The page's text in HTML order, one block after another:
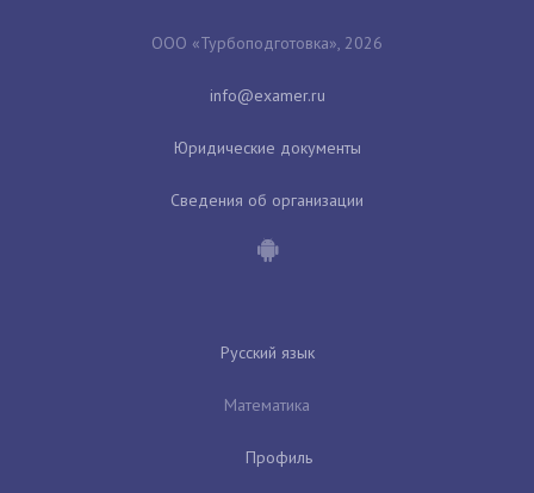
ООО «Турбоподготовка», 2026
Юридические документы
Сведения об организации
Русский язык
Математика
Профиль